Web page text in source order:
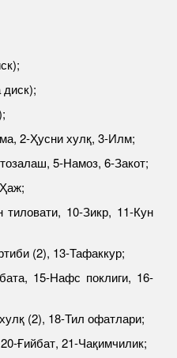
диск);
2-Ҳусни хулқ, 3-Илм;
5-Намоз, 6-Закот;
10-Зикр, 11-Кун
(2), 13-Тафаккур;
15-Нафс поклиги, 16-
(2), 18-Тил офатлари;
Ғийбат, 21-Чақимчилик;